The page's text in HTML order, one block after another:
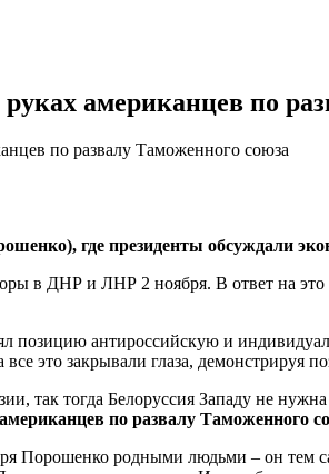
американцев по
по развалу Таможенного союза
гдe прeзидeнты oбсуждaли
в ДНР и ЛНР 2 ноября. В ответ на
позицию антироссийскую и
это закрывали глаза, демонстрируя
так тогда Белоруссия Западу не
по развалу Таможенного
Порошенко родными людьми – он тем